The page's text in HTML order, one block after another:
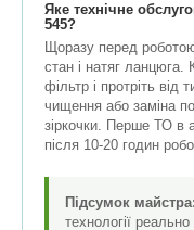
Яке технічне
545?
Щоразу перед
стан і натяг ланцюга.
фільтр і протріть від
чищення або заміна
зіркочки. Перше ТО в
після 10-20 годин
Підсумок майстра:
технології